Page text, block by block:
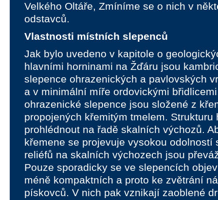
Velkého Oltáře, Zmíníme se o nich v
odstavců.
Vlastnosti místních slepenců
Jak bylo uvedeno v kapitole o
hlavními horninami na Žďáru jsou
slepence ohrazenických a pavlovských
a v minimální míře ordovickými
ohrazenické slepence jsou složené z
propojených křemitým tmelem. Strukturu
prohlédnout na řadě skalních výchozů.
křemene se projevuje vysokou odolností
reliéfů na skalních výchozech jsou
Pouze sporadicky se ve slepencích
méně kompaktních a proto ke zvětrání
pískovců. V nich pak vznikají zaoblené